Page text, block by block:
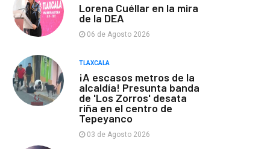
Lorena Cuéllar en la mira
de la DEA
06 de Agosto 2026
TLAXCALA
¡A escasos metros de la
alcaldía! Presunta banda
de 'Los Zorros' desata
riña en el centro de
Tepeyanco
03 de Agosto 2026